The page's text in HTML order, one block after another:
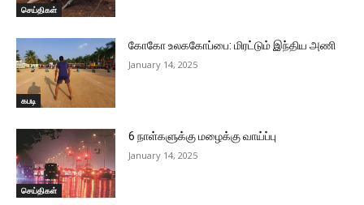
செய்திகள்
கபடி
கோகோ உலககோப்பை: மிரட்டும் இந்திய அணி
January 14, 2025
செய்திகள்
6 நாள்களுக்கு மழைக்கு வாய்ப்பு
January 14, 2025